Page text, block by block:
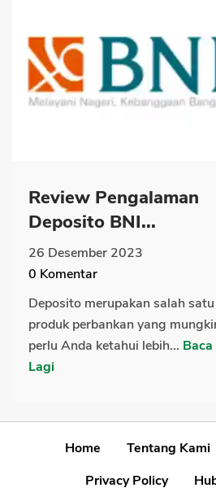
Review Pengalaman
Deposito BNI...
26 Desember 2023
0 Komentar
Deposito merupakan salah satu
produk perbankan yang
perlu Anda ketahui lebih... Baca
Lagi
Home Tentang Kami
Privacy Policy